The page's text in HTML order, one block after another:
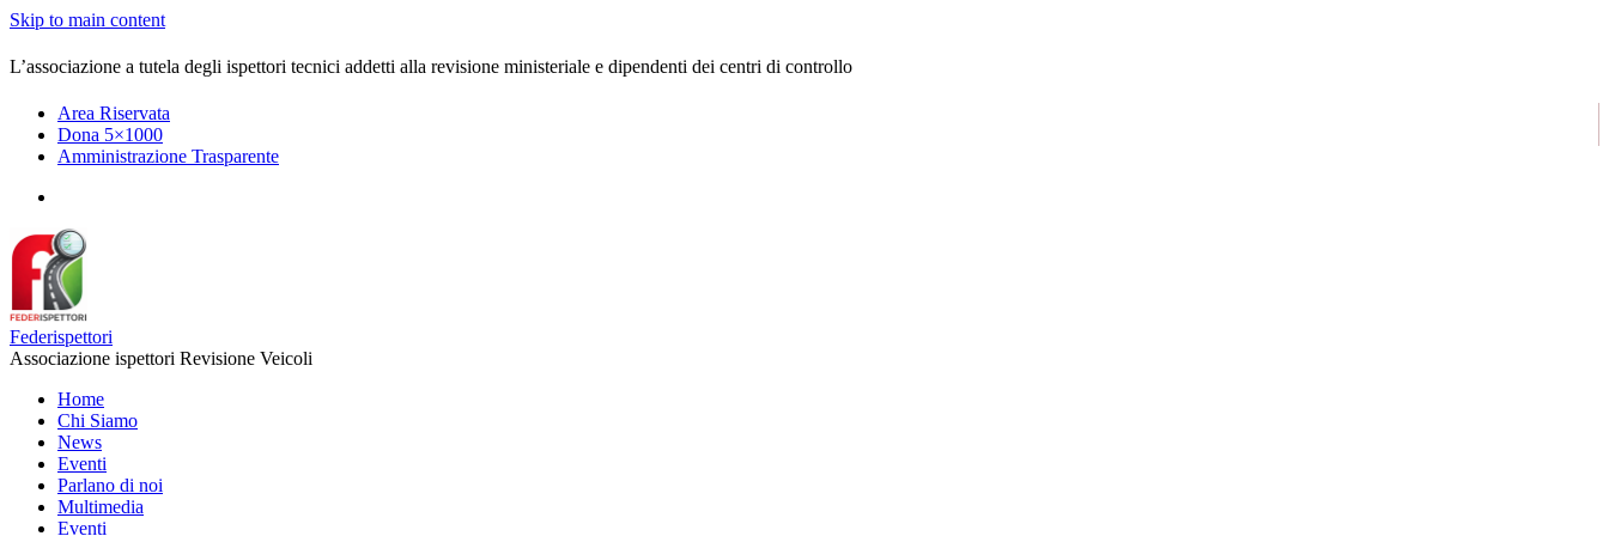
Skip to main content
L’associazione a tutela degli ispettori tecnici addetti alla revisione ministeriale e dipendenti dei centri di controllo
Area Riservata
Dona 5×1000
Amministrazione Trasparente
Federispettori
Associazione ispettori Revisione Veicoli
Home
Chi Siamo
News
Eventi
Parlano di noi
Multimedia
Eventi